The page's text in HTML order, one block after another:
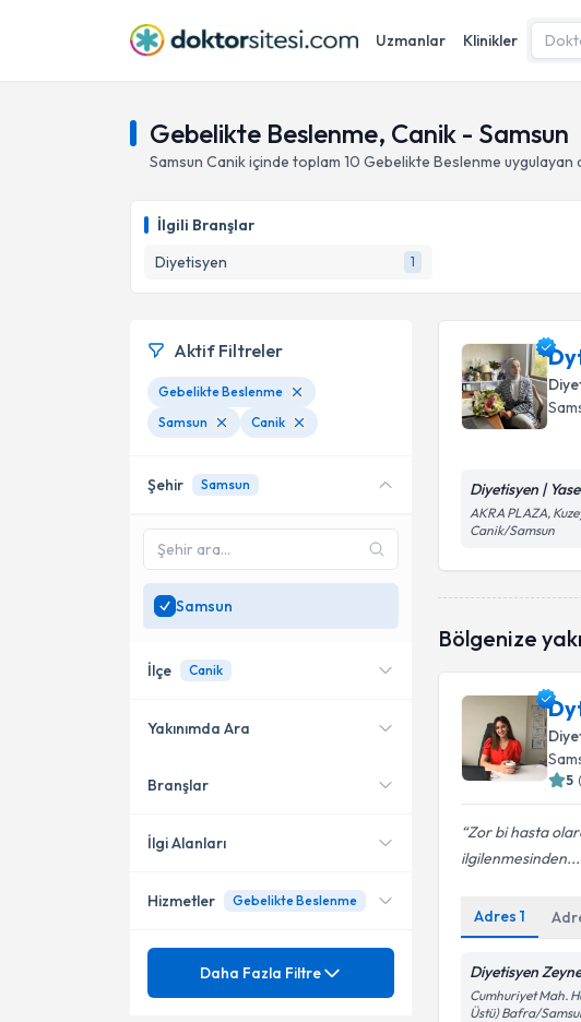
Uzmanlar Klinikler
Gebelikte Beslenme, Canik - Samsun
Samsun Canikiçinde toplam 10 Gebelikte Beslenme uygulayan
İlgili Branşlar
Diyetisyen
1
Diyetisyen |
AKRA PLAZA,
Canik/Samsun
Bölgenize
5
Zor bi hasta
ilgilenmesinden...
Adres1
Diyetisyen
Cumhuriyet Mah.
Üstü) Bafra/
Aktif Filtreler
Gebelikte Beslenme
Samsun
Canik
Şehir Samsun
Samsun
İlçe Canik
Atakum
Bafra
Çarşamba
Yakınımda Ara
Konumuma yakın uzmanları
Branşlar
Diyetisyen
İlgi Alanları
Aşırı kilo alımı
Hizmetler Gebelikte Beslenme
Ünvan
Daha Fazla Filtre